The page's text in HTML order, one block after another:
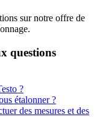
sur notre offre de
questions
?
étalonner ?
des mesures et des